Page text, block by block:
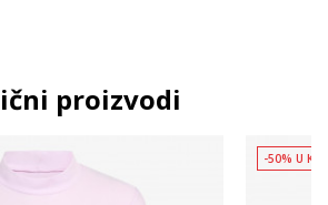
proizvodi
-50% U